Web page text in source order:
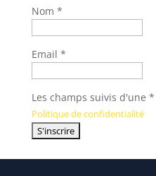
Nom *
Email *
Les champs suivis d'une
Politique de confidentialité